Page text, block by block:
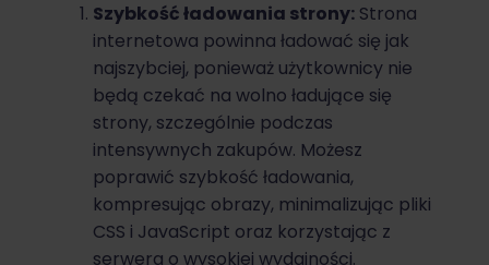
Szybkość ładowania strony: Strona
internetowa powinna ładować się jak
najszybciej, ponieważ użytkownicy nie
będą czekać na wolno ładujące się
strony, szczególnie podczas
intensywnych zakupów. Możesz
poprawić szybkość ładowania,
kompresując obrazy, minimalizując pliki
CSS i JavaScript oraz korzystając z
serwera o wysokiej wydajności.